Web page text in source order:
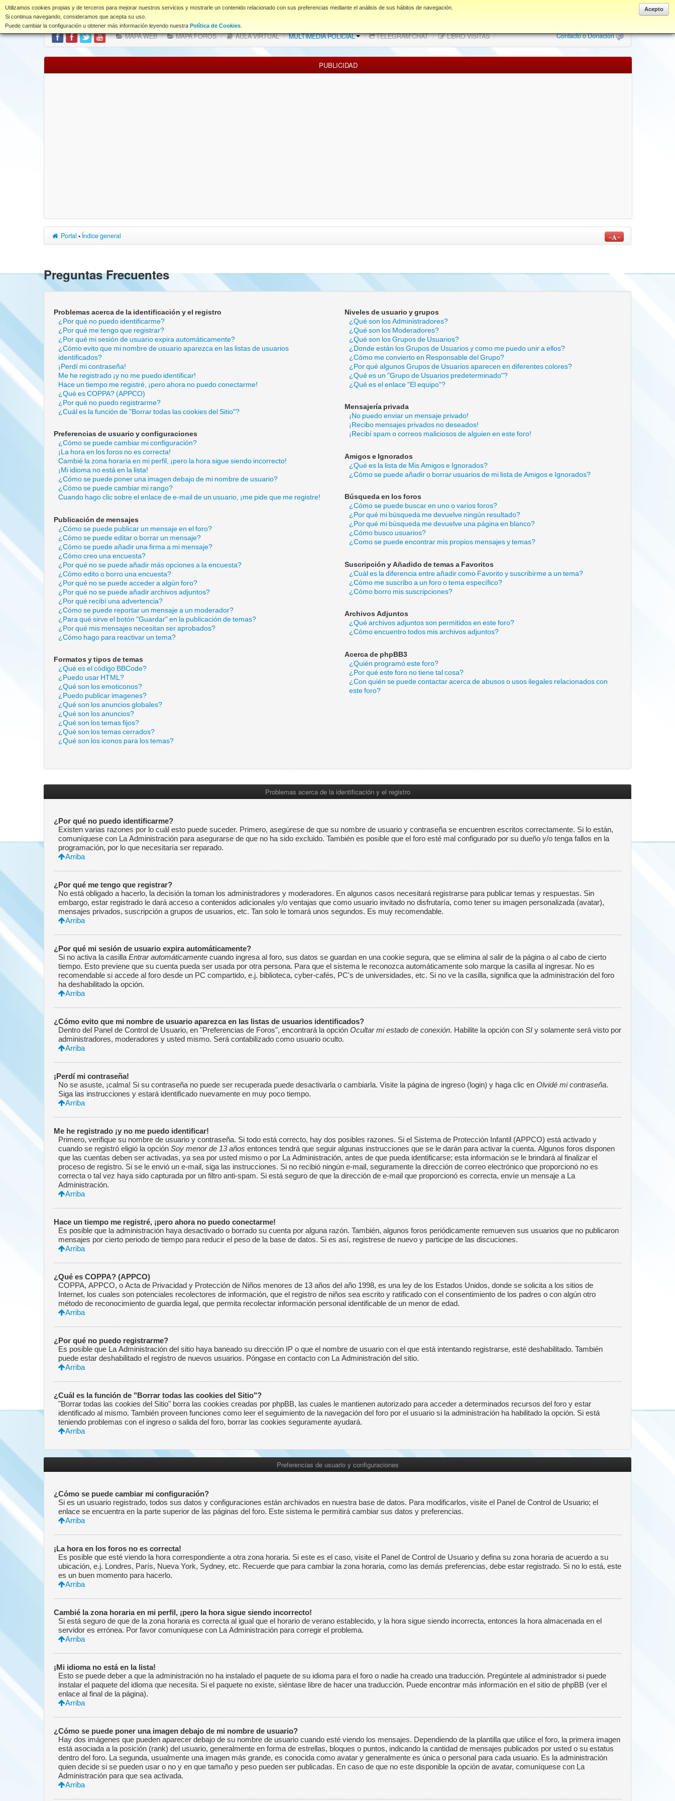
Acepto
Utilizamos cookies propias y de terceros para mejorar nuestros servicios y mostrarle un contenido relacionado con sus preferencias mediante el análisis de sus hábitos de navegación.
Si continua navegando, consideramos que acepta su uso.
Puede cambiar la configuración u obtener más información leyendo nuestra Política de Cookies
www.coet.es Portal Índice Foros FAQ NORMAS FORO Descargas
/ MAPA WEB / MAPA FOROS / AULA VIRTUAL / MULTIMEDIA POLICIAL / TELEGRAM CHAT / LIBRO VISITAS / Contacto o Donación
PUBLICIDAD
Portal • Índice general
Preguntas Frecuentes
Problemas acerca de la identificación y el registro
¿Por qué no puedo identificarme?
¿Por qué me tengo que registrar?
¿Por qué mi sesión de usuario expira automáticamente?
¿Cómo evito que mi nombre de usuario aparezca en las listas de usuarios
identificados?
¡Perdí mi contraseña!
Me he registrado ¡y no me puedo identificar!
Hace un tiempo me registré, ¡pero ahora no puedo conectarme!
¿Qué es COPPA? (APPCO)
¿Por qué no puedo registrarme?
¿Cuál es la función de "Borrar todas las cookies del Sitio"?
Preferencias de usuario y configuraciones
¿Cómo se puede cambiar mi configuración?
¡La hora en los foros no es correcta!
Cambié la zona horaria en mi perfil, ¡pero la hora sigue siendo incorrecto!
¡Mi idioma no está en la lista!
¿Cómo se puede poner una imagen debajo de mi nombre de usuario?
¿Cómo se puede cambiar mi rango?
Cuando hago clic sobre el enlace de e-mail de un usuario, ¡me pide que me registre!
Publicación de mensajes
¿Cómo se puede publicar un mensaje en el foro?
¿Cómo se puede editar o borrar un mensaje?
¿Cómo se puede añadir una firma a mi mensaje?
¿Cómo creo una encuesta?
¿Por qué no se puede añadir más opciones a la encuesta?
¿Cómo edito o borro una encuesta?
¿Por qué no se puede acceder a algún foro?
¿Por qué no se puede añadir archivos adjuntos?
¿Por qué recibí una advertencia?
¿Cómo se puede reportar un mensaje a un moderador?
¿Para qué sirve el botón "Guardar" en la publicación de temas?
¿Por qué mis mensajes necesitan ser aprobados?
¿Cómo hago para reactivar un tema?
Formatos y tipos de temas
¿Qué es el código BBCode?
¿Puedo usar HTML?
¿Qué son los emoticonos?
¿Puedo publicar imagenes?
¿Qué son los anuncios globales?
¿Qué son los anuncios?
¿Qué son los temas fijos?
¿Qué son los temas cerrados?
¿Qué son los iconos para los temas?
Niveles de usuario y grupos
¿Qué son los Administradores?
¿Qué son los Moderadores?
¿Qué son los Grupos de Usuarios?
¿Donde están los Grupos de Usuarios y como me puedo unir a ellos?
¿Cómo me convierto en Responsable del Grupo?
¿Por qué algunos Grupos de Usuarios aparecen en diferentes colores?
¿Qué es un "Grupo de Usuarios predeterminado"?
¿Qué es el enlace "El equipo"?
Mensajería privada
¡No puedo enviar un mensaje privado!
¡Recibo mensajes privados no deseados!
¡Recibí spam o correos maliciosos de alguien en este foro!
Amigos e Ignorados
¿Qué es la lista de Mis Amigos e Ignorados?
¿Cómo se puede añadir o borrar usuarios de mi lista de Amigos e Ignorados?
Búsqueda en los foros
¿Cómo se puede buscar en uno o varios foros?
¿Por qué mi búsqueda me devuelve ningún resultado?
¿Por qué mi búsqueda me devuelve una página en blanco?
¿Cómo busco usuarios?
¿Como se puede encontrar mis propios mensajes y temas?
Suscripción y Añadido de temas a Favoritos
¿Cuál es la diferencia entre añadir como Favorito y suscribirme a un tema?
¿Cómo me suscribo a un foro o tema específico?
¿Cómo borro mis suscripciones?
Archivos Adjuntos
¿Qué archivos adjuntos son permitidos en este foro?
¿Cómo encuentro todos mis archivos adjuntos?
Acerca de phpBB3
¿Quién programó este foro?
¿Por qué este foro no tiene tal cosa?
¿Con quién se puede contactar acerca de abusos o usos ilegales relacionados con
este foro?
Problemas acerca de la identificación y el registro
¿Por qué no puedo identificarme?
Existen varias razones por lo cuál esto puede suceder. Primero, asegúrese de que su nombre de usuario y contraseña se encuentren escritos correctamente. Si lo están,
comuníquese con La Administración para asegurarse de que no ha sido excluido. También es posible que el foro esté mal configurado por su dueño y/o tenga fallos en la
programación, por lo que necesitaría ser reparado.
Arriba
¿Por qué me tengo que registrar?
No está obligado a hacerlo, la decisión la toman los administradores y moderadores. En algunos casos necesitará registrarse para publicar temas y respuestas. Sin
embargo, estar registrado le dará acceso a contenidos adicionales y/o ventajas que como usuario invitado no disfrutaría, como tener su imagen personalizada (avatar),
mensajes privados, suscripción a grupos de usuarios, etc. Tan solo le tomará unos segundos. Es muy recomendable.
Arriba
¿Por qué mi sesión de usuario expira automáticamente?
Si no activa la casilla Entrar automáticamente cuando ingresa al foro, sus datos se guardan en una cookie segura, que se elimina al salir de la página o al cabo de cierto
tiempo. Esto previene que su cuenta pueda ser usada por otra persona. Para que el sistema le reconozca automáticamente solo marque la casilla al ingresar. No es
recomendable si accede al foro desde un PC compartido, e.j. biblioteca, cyber-cafés, PC's de universidades, etc. Si no ve la casilla, significa que la administración del foro
ha deshabilitado la opción.
Arriba
¿Cómo evito que mi nombre de usuario aparezca en las listas de usuarios identificados?
Dentro del Panel de Control de Usuario, en "Preferencias de Foros", encontrará la opción Ocultar mi estado de conexión . Habilite la opción con SI y solamente será visto por
administradores, moderadores y usted mismo. Será contabilizado como usuario oculto.
Arriba
¡Perdí mi contraseña!
No se asuste, ¡calma! Si su contraseña no puede ser recuperada puede desactivarla o cambiarla. Visite la página de ingreso (login) y haga clic en Olvidé mi contraseña
Siga las instrucciones y estará identificado nuevamente en muy poco tiempo.
Arriba
Me he registrado ¡y no me puedo identificar!
Primero, verifique su nombre de usuario y contraseña. Si todo está correcto, hay dos posibles razones. Si el Sistema de Protección Infantil (APPCO) está activado y
cuando se registró eligió la opción Soy menor de 13 años entonces tendrá que seguir algunas instrucciones que se le darán para activar la cuenta. Algunos foros disponen
que las cuentas deben ser activadas, ya sea por usted mismo o por La Administración, antes de que pueda identificarse; esta información se le brindará al finalizar el
proceso de registro. Si se le envió un e-mail, siga las instrucciones. Si no recibió ningún e-mail, seguramente la dirección de correo electrónico que proporcionó no es
correcta o tal vez haya sido capturada por un filtro anti-spam. Si está seguro de que la dirección de e-mail que proporcionó es correcta, envíe un mensaje a La
Administración.
Arriba
Hace un tiempo me registré, ¡pero ahora no puedo conectarme!
Es posible que la administración haya desactivado o borrado su cuenta por alguna razón. También, algunos foros periódicamente remueven sus usuarios que no publicaron
mensajes por cierto periodo de tiempo para reducir el peso de la base de datos. Si es así, registrese de nuevo y participe de las discuciones.
Arriba
¿Qué es COPPA? (APPCO)
COPPA, APPCO, o Acta de Privacidad y Protección de Niños menores de 13 años del año 1998, es una ley de los Estados Unidos, donde se solicita a los sitios de
Internet, los cuales son potenciales recolectores de información, que el registro de niños sea escrito y ratificado con el consentimiento de los padres o con algún otro
método de reconocimiento de guardia legal, que permita recolectar información personal identificable de un menor de edad.
Arriba
¿Por qué no puedo registrarme?
Es posible que La Administración del sitio haya baneado su dirección IP o que el nombre de usuario con el que está intentando registrarse, esté deshabilitado. También
puede estar deshabilitado el registro de nuevos usuarios. Póngase en contacto con La Administración del sitio.
Arriba
¿Cuál es la función de "Borrar todas las cookies del Sitio"?
"Borrar todas las cookies del Sitio" borra las cookies creadas por phpBB, las cuales le mantienen autorizado para acceder a determinados recursos del foro y estar
identificado al mismo. También proveen funciones como leer el seguimiento de la navegación del foro por el usuario si la administración ha habilitado la opción. Si está
teniendo problemas con el ingreso o salida del foro, borrar las cookies seguramente ayudará.
Arriba
Preferencias de usuario y configuraciones
¿Cómo se puede cambiar mi configuración?
Si es un usuario registrado, todos sus datos y configuraciones están archivados en nuestra base de datos. Para modificarlos, visite el Panel de Control de Usuario; el
enlace se encuentra en la parte superior de las páginas del foro. Este sistema le permitirá cambiar sus datos y preferencias.
Arriba
¡La hora en los foros no es correcta!
Es posible que esté viendo la hora correspondiente a otra zona horaria. Si este es el caso, visite el Panel de Control de Usuario y defina su zona horaria de acuerdo a su
ubicación, e.j. Londres, París, Nueva York, Sydney, etc. Recuerde que para cambiar la zona horaria, como las demás preferencias, debe estar registrado. Si no lo está, este
es un buen momento para hacerlo.
Arriba
Cambié la zona horaria en mi perfil, ¡pero la hora sigue siendo incorrecto!
Si está seguro de que de la zona horaria es correcta al igual que el horario de verano establecido, y la hora sigue siendo incorrecta, entonces la hora almacenada en el
servidor es errónea. Por favor comuníquese con La Administración para corregir el problema.
Arriba
¡Mi idioma no está en la lista!
Esto se puede deber a que la administración no ha instalado el paquete de su idioma para el foro o nadie ha creado una traducción. Pregúntele al administrador si puede
instalar el paquete del idioma que necesita. Si el paquete no existe, siéntase libre de hacer una traducción. Puede encontrar más información en el sitio de phpBB (ver el
enlace al final de la página).
Arriba
¿Cómo se puede poner una imagen debajo de mi nombre de usuario?
Hay dos imágenes que pueden aparecer debajo de su nombre de usuario cuando esté viendo los mensajes. Dependiendo de la plantilla que utilice el foro, la primera imagen
está asociada a la posición (rank) del usuario, generalmente en forma de estrellas, bloques o puntos, indicando la cantidad de mensajes publicados por usted o su estatus
dentro del foro. La segunda, usualmente una imagen más grande, es conocida como avatar y generalmente es única o personal para cada usuario. Es la administración
quien decide si se pueden usar o no y en que tamaño y peso pueden ser publicadas. En caso de que no este disponible la opción de avatar, comuníquese con La
Administración para que sea activada.
Arriba